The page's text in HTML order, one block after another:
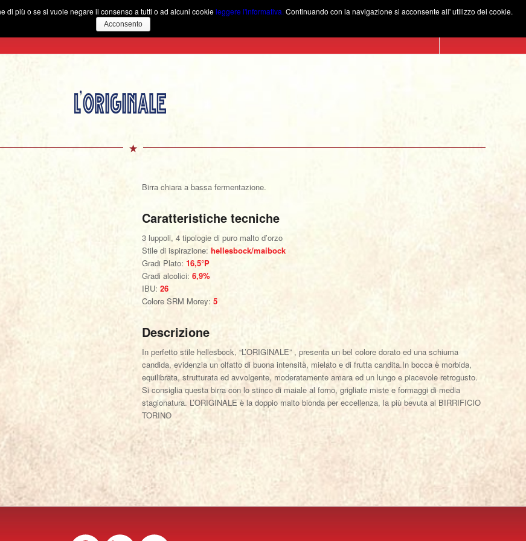
Birra chiara a bassa fermentazione.
Caratteristiche tecniche
3 luppoli, 4 tipologie di puro malto d’orzo
Stile di ispirazione:hellesbock/maibock
Gradi Plato:16,5°P
Gradi alcolici:6,9%
IBU:26
Colore SRM Morey:5
Descrizione
In perfetto stile hellesbock, “L’ORIGINALE” , presenta un bel colore dorato ed una schiuma
candida, evidenzia un olfatto di buona intensità, mielato e di frutta candita.In bocca è morbida,
equilibrata, strutturata ed avvolgente, moderatamente amara ed un lungo e piacevole retrogusto.
Si consiglia questa birra con lo stinco di maiale al forno, grigliate miste e formaggi di media
stagionatura. L’ORIGINALE è la doppio malto bionda per eccellenza, la più bevuta al BIRRIFICIO
TORINO
di più o se si vuole negare il consenso a tutti o ad alcuni cookieleggere l'informativa. Continuando con la navigazione si acconsente all' utilizzo dei cookie.
Acconsento